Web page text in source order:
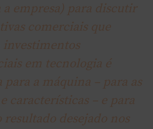
a empresa) para discutir
comerciais que
em tecnologia é
para a máquina – para as
características – e para
resultado desejado nos